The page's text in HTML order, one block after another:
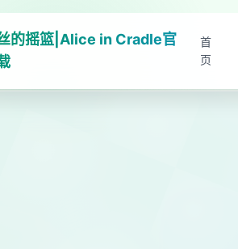
的摇篮|Alice in Cradle官
首
页